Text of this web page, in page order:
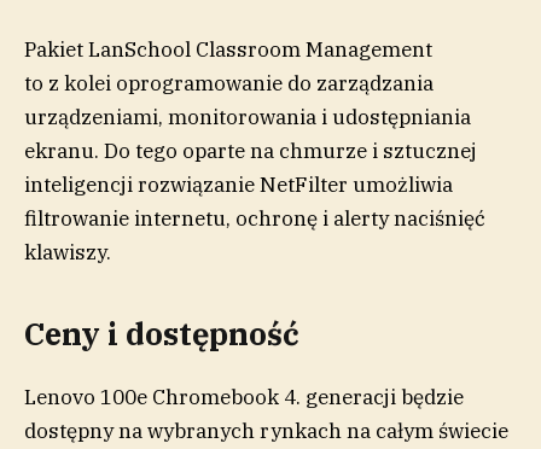
Pakiet LanSchool Classroom Management
to z kolei oprogramowanie do zarządzania
urządzeniami, monitorowania i udostępniania
ekranu. Do tego oparte na chmurze i sztucznej
inteligencji rozwiązanie NetFilter umożliwia
filtrowanie internetu, ochronę i alerty naciśnięć
klawiszy.
Ceny i dostępność
Lenovo 100e Chromebook 4. generacji będzie
dostępny na wybranych rynkach na całym świecie